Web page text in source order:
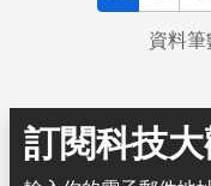
資料筆
訂閱科技